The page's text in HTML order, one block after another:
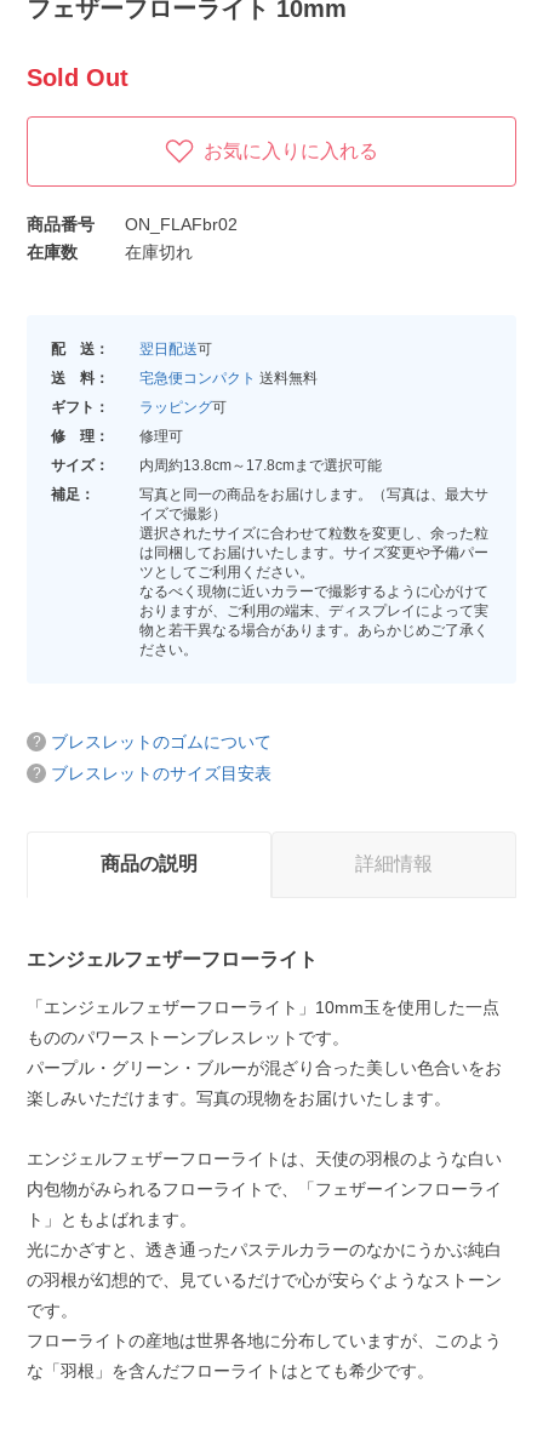
フェザーフローライト 10mm
Sold Out
お気に入りに入れる
商品番号
ON_FLAFbr02
在庫数
在庫切れ
配 送： 翌日配送可
送 料：
宅急便コンパクト 送料無料
ギフト：
ラッピング可
修 理：
修理可
サイズ：
内周約13.8cm～17.8cmまで選択可能
補足：
写真と同一の商品をお届けします。（写真は、最大サ
イズで撮影）
選択されたサイズに合わせて粒数を変更し、余った粒
は同梱してお届けいたします。サイズ変更や予備パー
ツとしてご利用ください。
なるべく現物に近いカラーで撮影するように心がけて
おりますが、ご利用の端末、ディスプレイによって実
物と若干異なる場合があります。あらかじめご了承く
ださい。
ブレスレットのゴムについて
ブレスレットのサイズ目安表
商品の説明 詳細情報
エンジェルフェザーフローライト
「エンジェルフェザーフローライト」10mm玉を使用した一点
もののパワーストーンブレスレットです。
パープル・グリーン・ブルーが混ざり合った美しい色合いをお
楽しみいただけます。写真の現物をお届けいたします。
エンジェルフェザーフローライトは、天使の羽根のような白い
内包物がみられるフローライトで、「フェザーインフローライ
ト」ともよばれます。
光にかざすと、透き通ったパステルカラーのなかにうかぶ純白
の羽根が幻想的で、見ているだけで心が安らぐようなストーン
です。
フローライトの産地は世界各地に分布していますが、このよう
な「羽根」を含んだフローライトはとても希少です。